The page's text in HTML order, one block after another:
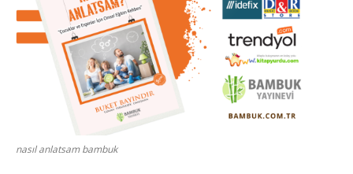
nasıl anlatsam bambuk